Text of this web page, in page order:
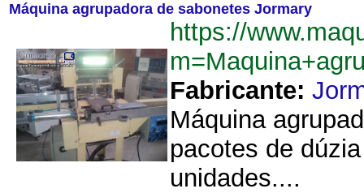
Máquina agrupadora de sabonetes Jormary
https://
Fabricante:
Máquina
pacotes de
unidades....